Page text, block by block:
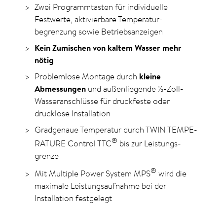
Zwei Programmtasten für individuelle
Festwerte, aktivierbare Temperatur­
begrenzung sowie Betriebs­anzeigen
Kein Zumischen von kaltem Wasser mehr
nötig
Problemlose Montage durch kleine
Abmessungen und außenliegende ½-Zoll-
Wasseranschlüsse für druckfeste oder
drucklose Installation
Gradgenaue Temperatur durch TWIN TEMPE­
RATURE Control TTC® bis zur Leistungs­
grenze
Mit Multiple Power System MPS® wird die
maximale Leistungsaufnahme bei der
Installation festgelegt